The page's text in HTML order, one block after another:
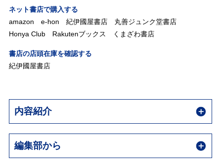
ネット書店で購入する
amazon
e-hon 紀伊國屋書店
丸善ジュンク堂書店
Honya Club
Rakutenブックス くまざわ書店
書店の店頭在庫を確認する
紀伊國屋書店
内容紹介
編集部から